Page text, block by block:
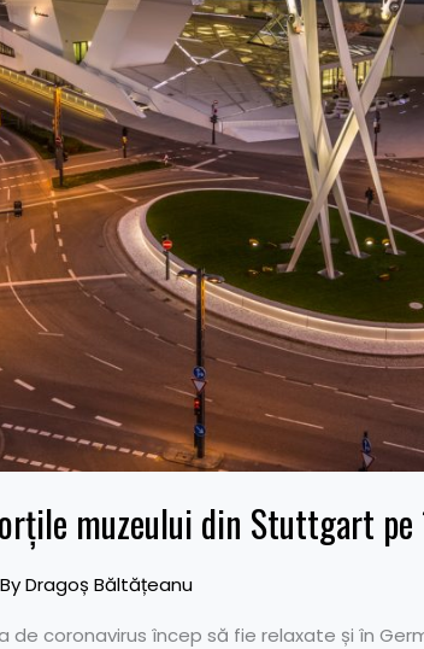
muzeului din Stuttgart pe
Dragoș Băltățeanu
de coronavirus încep să fie relaxate și în